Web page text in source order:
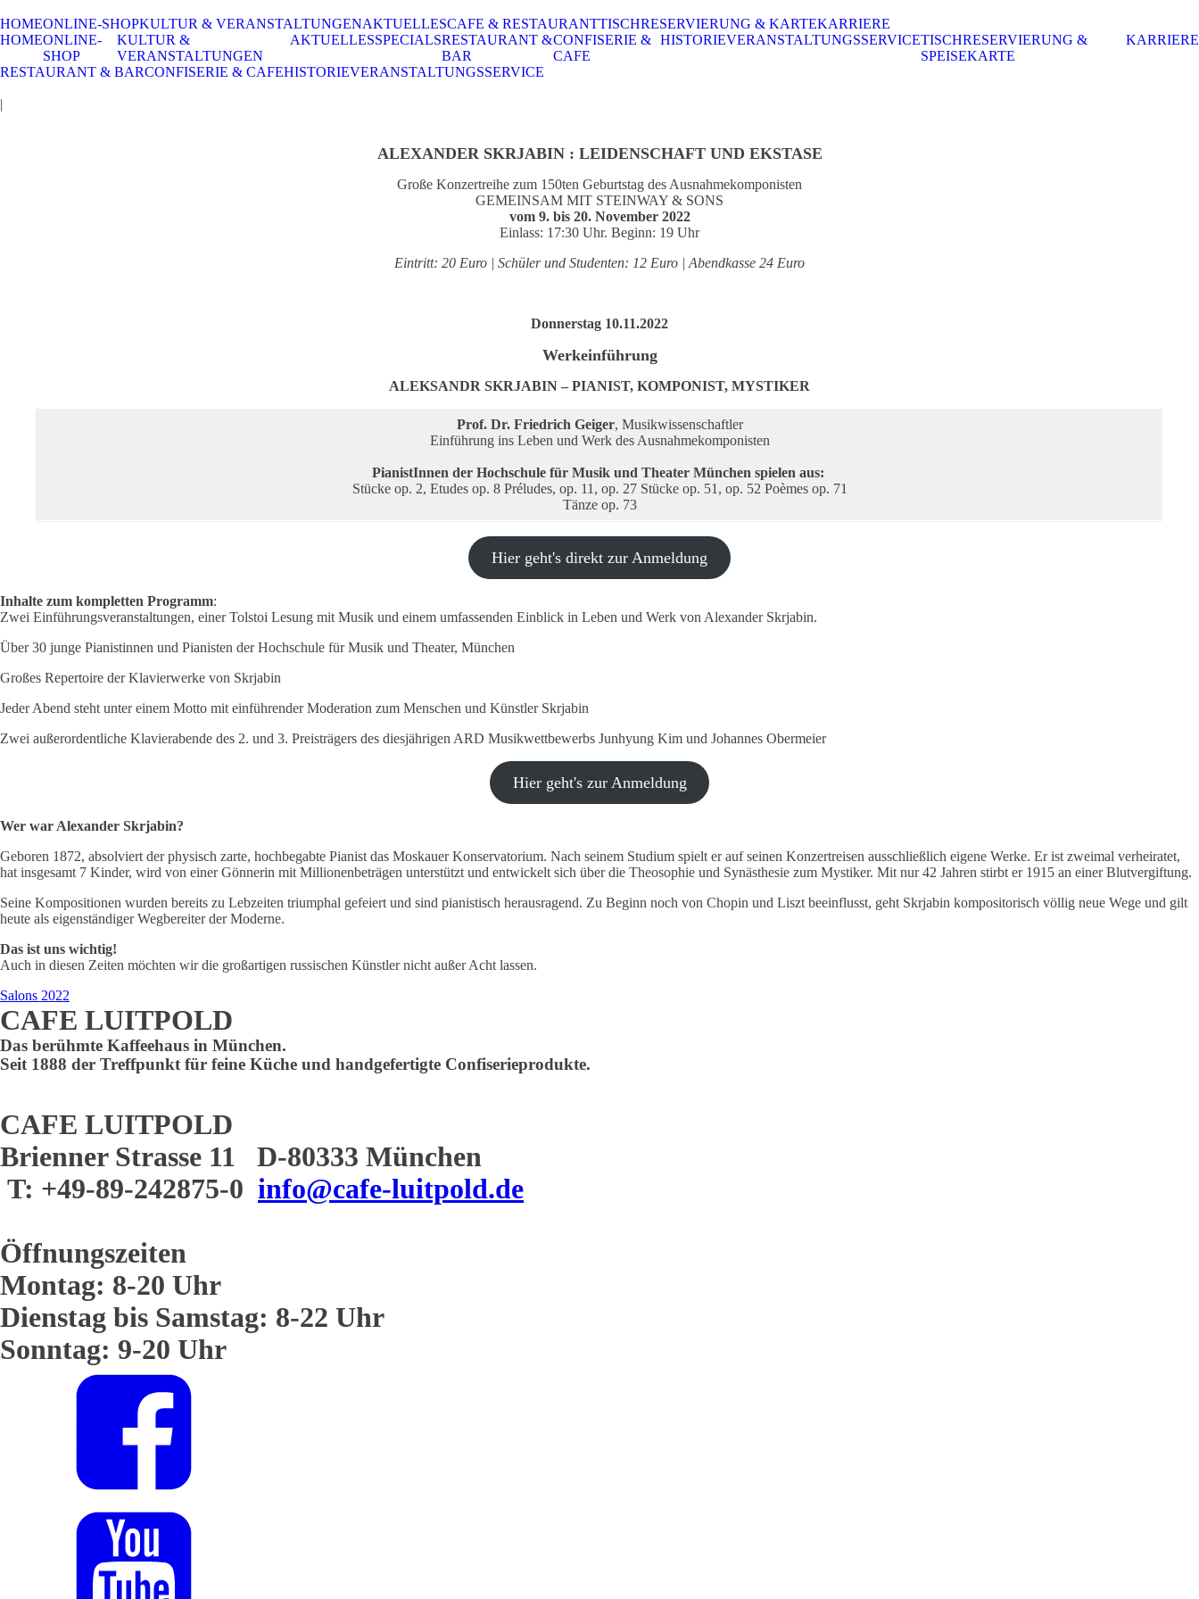
HOMEONLINE-SHOPKULTUR & VERANSTALTUNGENAKTUELLESCAFE & RESTAURANTTISCHRESERVIERUNG & KARTEKARRIERE
HOMEONLINE-
SHOP
KULTUR &
VERANSTALTUNGEN
AKTUELLESSPECIALSRESTAURANT &
BAR
CONFISERIE &
CAFE
HISTORIEVERANSTALTUNGSSERVICETISCHRESERVIERUNG &
SPEISEKARTE
KARRIERE
RESTAURANT & BARCONFISERIE & CAFEHISTORIEVERANSTALTUNGSSERVICE
|
ALEXANDER SKRJABIN : LEIDENSCHAFT UND EKSTASE
Große Konzertreihe zum 150ten Geburtstag des Ausnahmekomponisten
GEMEINSAM MIT STEINWAY & SONS
vom 9. bis 20. November 2022
Einlass: 17:30 Uhr. Beginn: 19 Uhr
Eintritt: 20 Euro | Schüler und Studenten: 12 Euro | Abendkasse 24 Euro
Donnerstag 10.11.2022
Werkeinführung
ALEKSANDR SKRJABIN – PIANIST, KOMPONIST, MYSTIKER
Prof. Dr. Friedrich Geiger, Musikwissenschaftler
Einführung ins Leben und Werk des Ausnahmekomponisten
PianistInnen der Hochschule für Musik und Theater München spielen aus:
Stücke op. 2, Etudes op. 8 Préludes, op. 11, op. 27 Stücke op. 51, op. 52 Poèmes op. 71
Tänze op. 73
Hier geht's direkt zur Anmeldung
Inhalte zum kompletten Programm:
Zwei Einführungsveranstaltungen, einer Tolstoi Lesung mit Musik und einem umfassenden Einblick in Leben und Werk von Alexander Skrjabin.
Über 30 junge Pianistinnen und Pianisten der Hochschule für Musik und Theater, München
Großes Repertoire der Klavierwerke von Skrjabin
Jeder Abend steht unter einem Motto mit einführender Moderation zum Menschen und Künstler Skrjabin
Zwei außerordentliche Klavierabende des 2. und 3. Preisträgers des diesjährigen ARD Musikwettbewerbs Junhyung Kim und Johannes Obermeier
Hier geht's zur Anmeldung
Wer war Alexander Skrjabin?
Geboren 1872, absolviert der physisch zarte, hochbegabte Pianist das Moskauer Konservatorium. Nach seinem Studium spielt er auf seinen Konzertreisen ausschließlich eigene Werke. Er ist zweimal verheiratet,
hat insgesamt 7 Kinder, wird von einer Gönnerin mit Millionenbeträgen unterstützt und entwickelt sich über die Theosophie und Synästhesie zum Mystiker. Mit nur 42 Jahren stirbt er 1915 an einer Blutvergiftung.
Seine Kompositionen wurden bereits zu Lebzeiten triumphal gefeiert und sind pianistisch herausragend. Zu Beginn noch von Chopin und Liszt beeinflusst, geht Skrjabin kompositorisch völlig neue Wege und gilt
heute als eigenständiger Wegbereiter der Moderne.
Das ist uns wichtig!
Auch in diesen Zeiten möchten wir die großartigen russischen Künstler nicht außer Acht lassen.
Salons 2022
CAFE LUITPOLD
Das berühmte Kaffeehaus in München.
Seit 1888 der Treffpunkt für feine Küche und handgefertigte Confiserieprodukte.
CAFE LUITPOLD
Brienner Strasse 11 D-80333 München
T: +49-89-242875-0 info@cafe-luitpold.de
Öffnungszeiten
Montag: 8-20 Uhr
Dienstag bis Samstag: 8-22 Uhr
Sonntag: 9-20 Uhr